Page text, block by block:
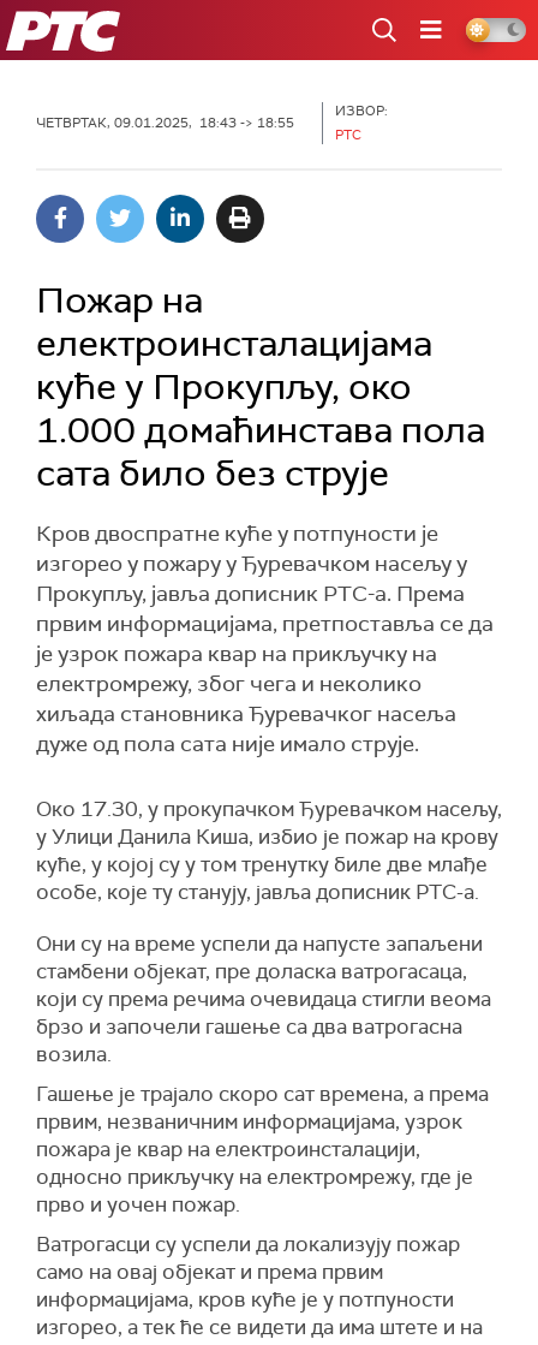
РТС
ЧЕТВРТАК, 09.01.2025, 18:43 -> 18:55
ИЗВОР:
РТС
Пожар на
електроинсталацијама
куће у Прокупљу, око
1.000 домаћинстава пола
сата било без струје
Кров двоспратне куће у потпуности је
изгорео у пожару у Ђуревачком насељу у
Прокупљу, јавља дописник РТС-а. Према
првим информацијама, претпоставља се да
је узрок пожара квар на прикључку на
електромрежу, због чега и неколико
хиљада становника Ђуревачког насеља
дуже од пола сата није имало струје.
Oко 17.30, у прокупачком Ђуревачком насељу,
у Улици Данила Киша, избио је пожар на крову
куће, у којој су у том тренутку биле две млађе
особе, које ту станују, јавља дописник РТС-а.
Они су на време успели да напусте запаљени
стамбени објекат, пре доласка ватрогасаца,
који су према речима очевидаца стигли веома
брзо и започели гашење са два ватрогасна
возила.
Гашење је трајало скоро сат времена, а према
првим, незваничним информацијама, узрок
пожара је квар на електроинсталацији,
односно прикључку на електромрежу, где је
прво и уочен пожар.
Ватрогасци су успели да локализују пожар
само на овај објекат и према првим
информацијама, кров куће је у потпуности
изгорео, а тек ће се видети да има штете и на